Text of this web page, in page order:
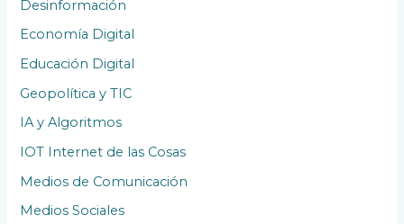
Desinformación
Economía Digital
Educación Digital
Geopolítica y TIC
IA y Algoritmos
IOT Internet de las Cosas
Medios de Comunicación
Medios Sociales